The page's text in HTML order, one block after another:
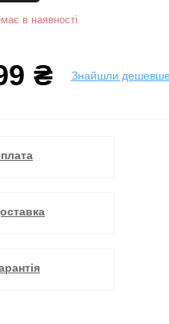
в наявності
₴ Знайшли